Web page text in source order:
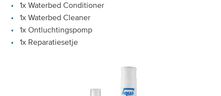
1x Waterbed Conditioner
1x Waterbed Cleaner
1x Ontluchtingspomp
1x Reparatiesetje